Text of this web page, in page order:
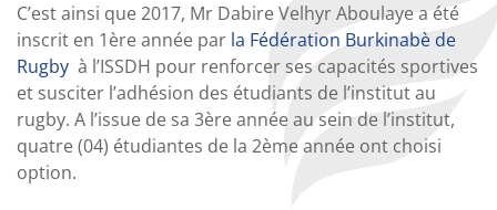
C’est ainsi que 2017, Mr Dabire Velhyr Aboulaye a été
inscrit en 1ère année par la Fédération Burkinabè de
Rugby à l’ISSDH pour renforcer ses capacités sportives
et susciter l’adhésion des étudiants de l’institut au
rugby. A l’issue de sa 3ère année au sein de l’institut,
quatre (04) étudiantes de la 2ème année ont choisi
option.